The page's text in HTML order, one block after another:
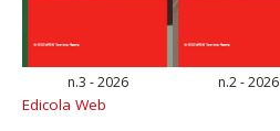
n.3 - 2026 n.2 - 2026
Edicola Web